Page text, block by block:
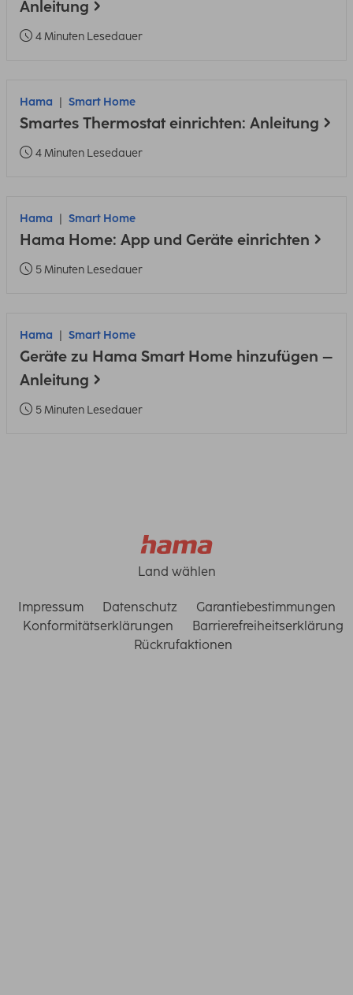
Anleitung
4 Minuten Lesedauer
Hama Smart Home
Smartes Thermostat einrichten: Anleitung
4 Minuten Lesedauer
Hama Smart Home
Hama Home: App und Geräte einrichten
5 Minuten Lesedauer
Hama Smart Home
Geräte zu Hama Smart Home hinzufügen –
Anleitung
5 Minuten Lesedauer
Land wählen
Impressum Datenschutz
Garantiebestimmungen
Konformitätserklärungen
Barrierefreiheitserklärung
Rückrufaktionen